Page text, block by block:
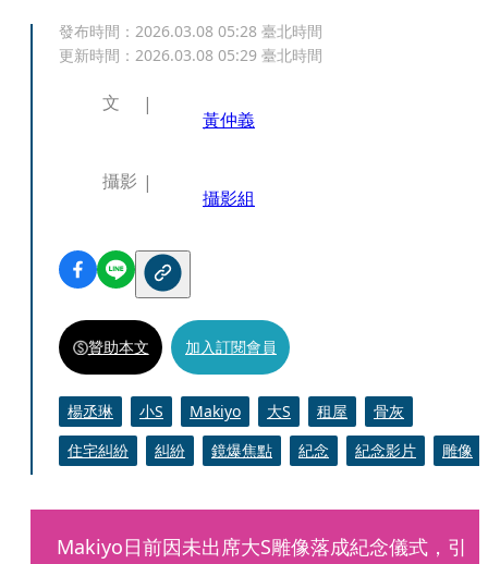
發布時間： 2026.03.08 05:28 臺北時間
更新時間： 2026.03.08 05:29 臺北時間
文
黃仲義
攝影
攝影組
贊助本文 加入訂閱會員
楊丞琳 小S Makiyo 大S 租屋
骨灰
住宅糾紛
糾紛 鏡爆焦點 紀念 紀念影片 雕像
Makiyo日前因未出席大S雕像落成紀念儀式，引